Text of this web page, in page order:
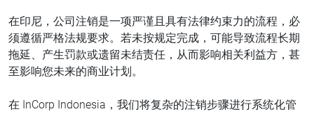
在印尼，公司注销是一项严谨且具有法律约束力的流程，必
须遵循严格法规要求。若未按规定完成，可能导致流程长期
拖延、产生罚款或遗留未结责任，从而影响相关利益方，甚
至影响您未来的商业计划。
在 InCorp Indonesia，我们将复杂的注销步骤进行系统化管